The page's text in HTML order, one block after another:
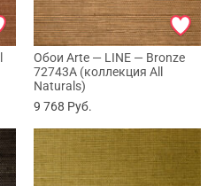
Обои Arte — LINE — Bronze
72743A (коллекция All
Naturals)
9 768 Руб.